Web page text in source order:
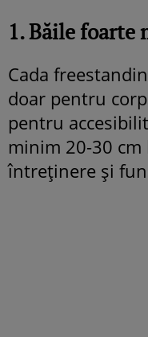
1. Băile foarte
Cada
doar pentru
pentru
minim 20-30
întreținere și